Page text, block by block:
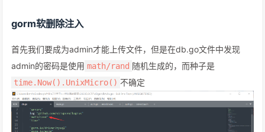
gorm软删除注入
首先我们要成为admin才能上传文件，但是在db.go文件中发现
admin的密码是使用 math/rand 随机生成的，而种子是
time.Now().UnixMicro() 不确定